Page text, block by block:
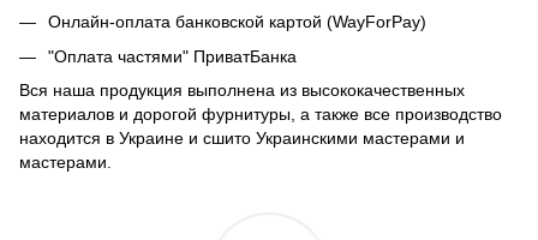
Онлайн-оплата банковской картой (WayForPay)
"Оплата частями" ПриватБанка
Вся наша продукция выполнена из высококачественных
материалов и дорогой фурнитуры, а также все производство
находится в Украине и сшито Украинскими мастерами и
мастерами.